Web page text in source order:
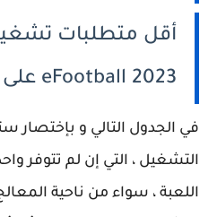
eFootball 2023 على الكمبيوتر
في الجدول التالي و بإختصار
التشغيل ، التي إن لم تتوفر
اللعبة ، سواء من ناحية